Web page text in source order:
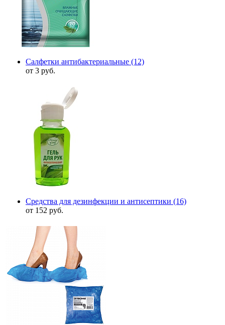
Салфетки антибактериальные (12)
от 3 руб.
Средства для дезинфекции и антисептики (16)
от 152 руб.